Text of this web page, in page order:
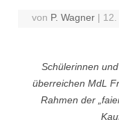
von P. Wagner |
Schülerinnen
überreichen MdL
Rahmen der